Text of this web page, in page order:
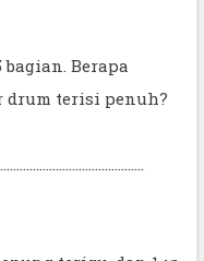
Berapa
drum terisi penuh?